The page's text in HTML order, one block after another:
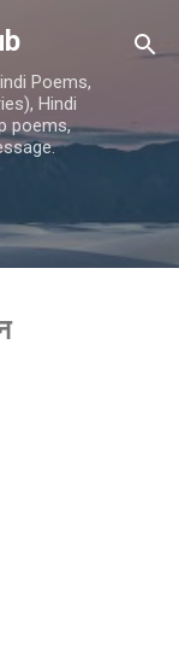
Poems,
Hindi
poems,